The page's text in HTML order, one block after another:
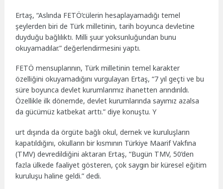
Ertaş, “Aslında FETÖ’cülerin hesaplayamadığı temel
şeylerden biri de Türk milletinin, tarih boyunca devletine
duyduğu bağlılıktı. Milli şuur yoksunluğundan bunu
okuyamadılar.” değerlendirmesini yaptı.
FETÖ mensuplarının, Türk milletinin temel karakter
özelliğini okuyamadığını vurgulayan Ertaş, “7 yıl geçti ve bu
süre boyunca devlet kurumlarımız ihanetten arındırıldı.
Özellikle ilk dönemde, devlet kurumlarında sayımız azalsa
da gücümüz katbekat arttı.” diye konuştu. Y
urt dışında da örgüte bağlı okul, dernek ve kuruluşların
kapatıldığını, okulların bir kısmının Türkiye Maarif Vakfına
(TMV) devredildiğini aktaran Ertaş, “Bugün TMV, 50’den
fazla ülkede faaliyet gösteren, çok saygın bir küresel eğitim
kuruluşu haline geldi.” dedi.